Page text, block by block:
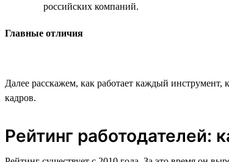
российских компаний.
Главные отличия
Далее расскажем, как работает каждый
кадров.
Рейтинг работодателей: